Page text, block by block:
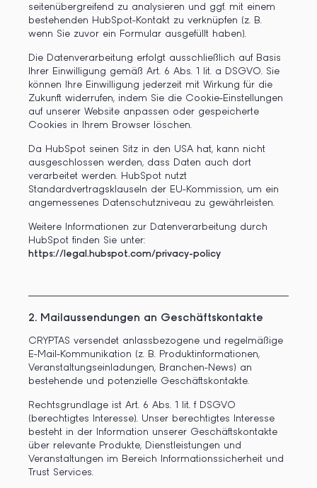
seitenübergreifend zu analysieren und ggf. mit einem
bestehenden HubSpot-Kontakt zu verknüpfen (z. B.
wenn Sie zuvor ein Formular ausgefüllt haben).
Die Datenverarbeitung erfolgt ausschließlich auf Basis
Ihrer Einwilligung gemäß Art. 6 Abs. 1 lit. a DSGVO. Sie
können Ihre Einwilligung jederzeit mit Wirkung für die
Zukunft widerrufen, indem Sie die Cookie-Einstellungen
auf unserer Website anpassen oder gespeicherte
Cookies in Ihrem Browser löschen.
Da HubSpot seinen Sitz in den USA hat, kann nicht
ausgeschlossen werden, dass Daten auch dort
verarbeitet werden. HubSpot nutzt
Standardvertragsklauseln der EU-Kommission, um ein
angemessenes Datenschutzniveau zu gewährleisten.
Weitere Informationen zur Datenverarbeitung durch
HubSpot finden Sie unter:
https://legal.hubspot.com/privacy-policy
2. Mailaussendungen an Geschäftskontakte
CRYPTAS versendet anlassbezogene und regelmäßige
E-Mail-Kommunikation (z. B. Produktinformationen,
Veranstaltungseinladungen, Branchen-News) an
bestehende und potenzielle Geschäftskontakte.
Rechtsgrundlage ist Art. 6 Abs. 1 lit. f DSGVO
(berechtigtes Interesse). Unser berechtigtes Interesse
besteht in der Information unserer Geschäftskontakte
über relevante Produkte, Dienstleistungen und
Veranstaltungen im Bereich Informationssicherheit und
Trust Services.